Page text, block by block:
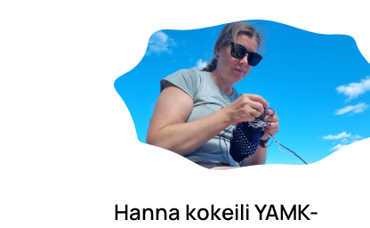
Hanna kokeili YAMK-